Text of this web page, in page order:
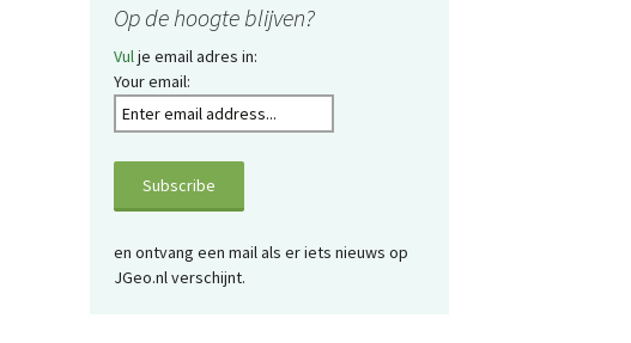
Op de hoogte blijven?
Vulje email adres in:
Your email:
en ontvang een mail als er iets nieuws op
JGeo.nl verschijnt.